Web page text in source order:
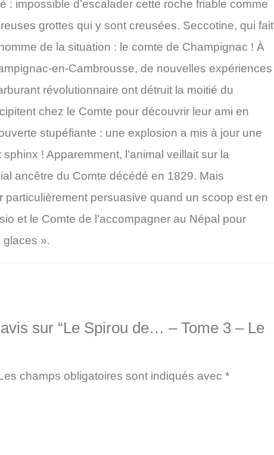
impossible d’escalader cette roche friable comme
grottes qui y sont creusées. Seccotine, qui fait
de la situation : le comte de Champignac ! À
en-Cambrousse, de nouvelles expériences
révolutionnaire ont détruit la moitié du
chez le Comte pour découvrir leur ami en
stupéfiante : une explosion a mis à jour une
! Apparemment, l’animal veillait sur la
ancêtre du Comte décédé en 1829. Mais
persuasive quand un scoop est en
et le Comte de l’accompagner au Népal pour
glaces ».
sur “Le Spirou de… – Tome 3 – Le
champs obligatoires sont indiqués avec *